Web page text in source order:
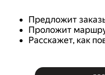
Предложит
Проложит
Расскажет, как